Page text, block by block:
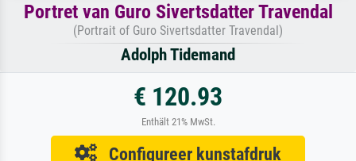
Portret van Guro Sivertsdatter Travendal
(Portrait of Guro Sivertsdatter Travendal)
Adolph Tidemand
€ 120.93
Enthält 21% MwSt.
Configureer kunstafdruk